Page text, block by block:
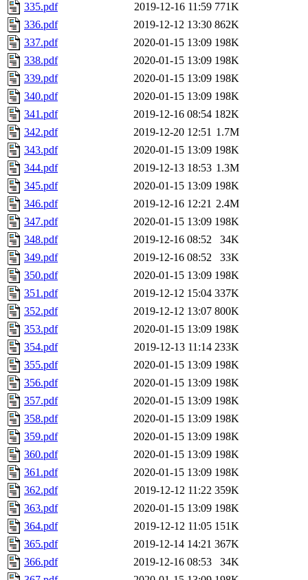
335.pdf
2019-12-16 11:59 771K
336.pdf
2019-12-12 13:30 862K
337.pdf
2020-01-15 13:09 198K
338.pdf
2020-01-15 13:09 198K
339.pdf
2020-01-15 13:09 198K
340.pdf
2020-01-15 13:09 198K
341.pdf
2019-12-16 08:54 182K
342.pdf
2019-12-20 12:51 1.7M
343.pdf
2020-01-15 13:09 198K
344.pdf
2019-12-13 18:53 1.3M
345.pdf
2020-01-15 13:09 198K
346.pdf
2019-12-16 12:21 2.4M
347.pdf
2020-01-15 13:09 198K
348.pdf
2019-12-16 08:52
34K
349.pdf
2019-12-16 08:52
33K
350.pdf
2020-01-15 13:09 198K
351.pdf
2019-12-12 15:04 337K
352.pdf
2019-12-12 13:07 800K
353.pdf
2020-01-15 13:09 198K
354.pdf
2019-12-13 11:14 233K
355.pdf
2020-01-15 13:09 198K
356.pdf
2020-01-15 13:09 198K
357.pdf
2020-01-15 13:09 198K
358.pdf
2020-01-15 13:09 198K
359.pdf
2020-01-15 13:09 198K
360.pdf
2020-01-15 13:09 198K
361.pdf
2020-01-15 13:09 198K
362.pdf
2019-12-12 11:22 359K
363.pdf
2020-01-15 13:09 198K
364.pdf
2019-12-12 11:05 151K
365.pdf
2019-12-14 14:21 367K
366.pdf
2019-12-16 08:53
34K